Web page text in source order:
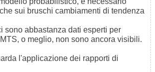
sui bruschi cambiamenti di tendenza
sono abbastanza dati esperti per
o meglio, non sono ancora visibili.
l'applicazione dei rapporti di